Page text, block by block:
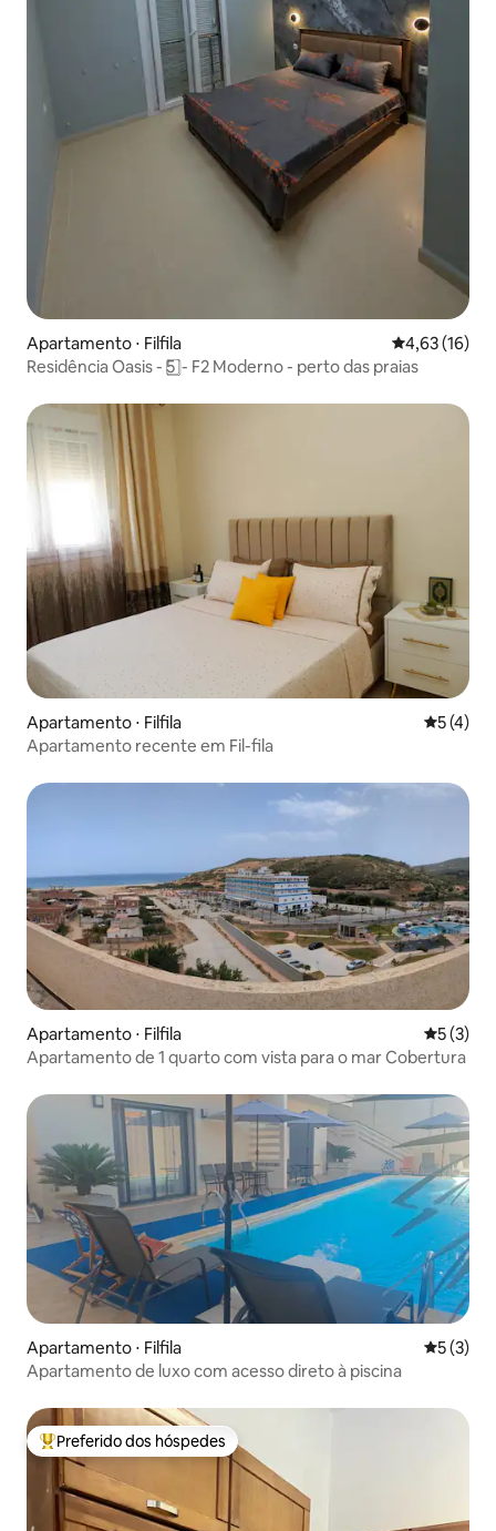
Apartamento ⋅ Filfila 4,63 de uma
4,63 (16)
Residência Oasis - 5️ ⃣ - F2 Moderno - perto das praias
Apartamento ⋅ Filfila 5 de
5 (4)
Apartamento recente em Fil-fila
Apartamento ⋅ Filfila 5 de
5 (3)
Apartamento de 1 quarto com vista para o mar Cobertura
Apartamento ⋅ Filfila 5 de
5 (3)
Apartamento de luxo com acesso direto à piscina
Entre os melhores preferidos dos hóspedes
Preferido dos hóspedes